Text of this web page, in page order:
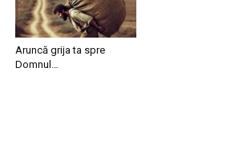
Aruncă grija ta spre
Domnul…